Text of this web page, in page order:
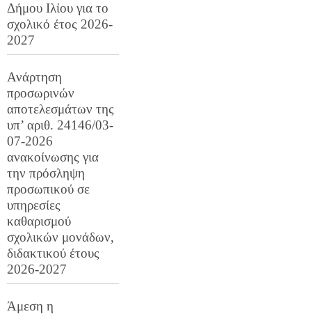
Δήμου Ιλίου για το
σχολικό έτος 2026-
2027
Ανάρτηση
προσωρινών
αποτελεσμάτων της
υπ’ αριθ. 24146/03-
07-2026
ανακοίνωσης για
την πρόσληψη
προσωπικού σε
υπηρεσίες
καθαρισμού
σχολικών μονάδων,
διδακτικού έτους
2026-2027
Άμεση η